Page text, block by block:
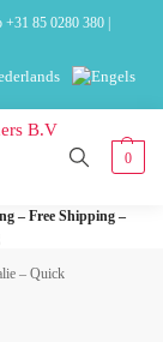
+31 85 0280 380|
0
– Free Shipping –
– Quick